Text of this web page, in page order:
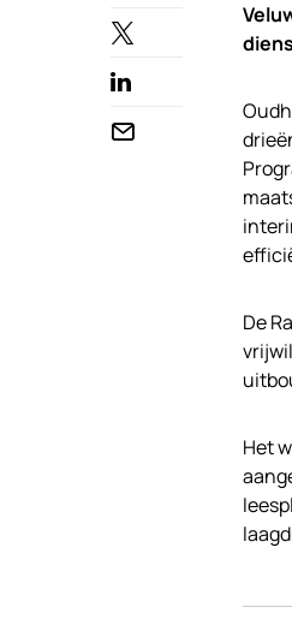
De
Het